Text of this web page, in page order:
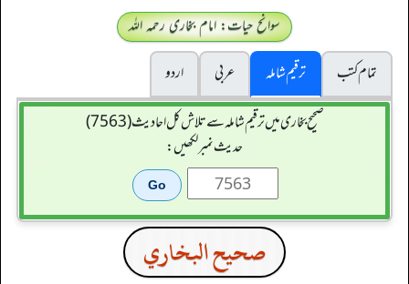
سوانح حیات: امام بخاری رحمہ اللہ
تمام کتب
ترقیم شاملہ عربی
اردو
صحیح بخاری میں ترقیم شاملہ سے تلاش کل احادیث (7563)
حدیث نمبر لکھیں:
صحيح البخاري